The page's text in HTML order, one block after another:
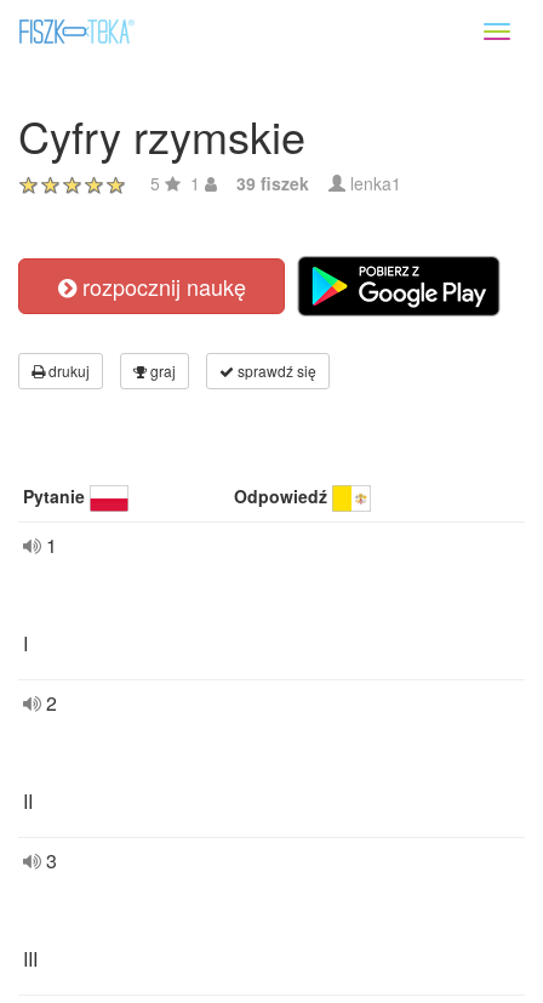
Cyfry rzymskie
5 1 39 fiszek lenka1
rozpocznij naukę
drukuj graj sprawdź się
Pytanie Odpowiedź
1
I
2
II
3
III